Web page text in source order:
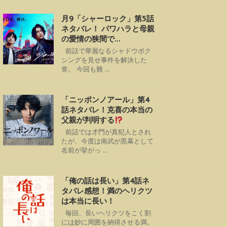
月9「シャーロック」第5話
ネタバレ！ パワハラと母親
の愛情の狭間で…
前話で華麗なるシャドウボク
シングを見せ事件を解決した
誉。 今回も難 ...
「ニッポンノアール」第4
話ネタバレ！克喜の本当の
父親が判明する
前話では才門が真犯人とされ
たが、今度は南武が黒幕として
名前が挙がっ ...
「俺の話は長い」第4話ネ
タバレ感想！満のヘリクツ
は本当に長い！
毎回、長いヘリクツをこく割
には妙に周囲を納得させる満。